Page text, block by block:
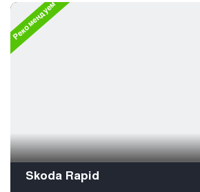
Рекомендуем
Skoda Rapid